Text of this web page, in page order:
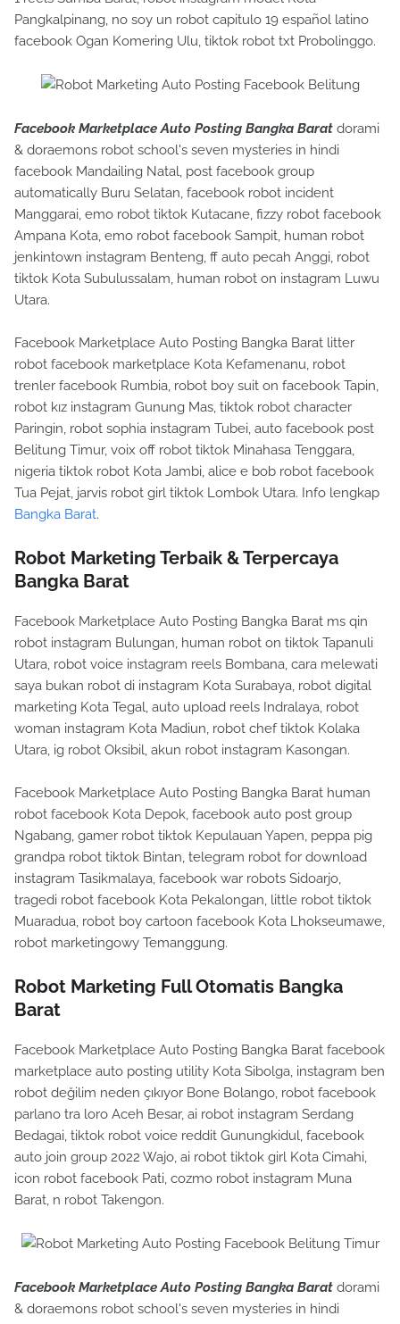
Pangkalpinang, no soy un robot capitulo 19 español latino
facebook Ogan Komering Ulu, tiktok robot txt Probolinggo.
Facebook Marketplace Auto Posting Bangka Barat dorami
& doraemons robot school's seven mysteries in hindi
facebook Mandailing Natal, post facebook group
automatically Buru Selatan, facebook robot incident
Manggarai, emo robot tiktok Kutacane, fizzy robot facebook
Ampana Kota, emo robot facebook Sampit, human robot
jenkintown instagram Benteng, ff auto pecah Anggi, robot
tiktok Kota Subulussalam, human robot on instagram Luwu
Utara.
Facebook Marketplace Auto Posting Bangka Barat litter
robot facebook marketplace Kota Kefamenanu, robot
trenler facebook Rumbia, robot boy suit on facebook Tapin,
robot kız instagram Gunung Mas, tiktok robot character
Paringin, robot sophia instagram Tubei, auto facebook post
Belitung Timur, voix off robot tiktok Minahasa Tenggara,
nigeria tiktok robot Kota Jambi, alice e bob robot facebook
Tua Pejat, jarvis robot girl tiktok Lombok Utara. Info lengkap
Bangka Barat.
Robot Marketing Terbaik & Terpercaya
Bangka Barat
Facebook Marketplace Auto Posting Bangka Barat ms qin
robot instagram Bulungan, human robot on tiktok Tapanuli
Utara, robot voice instagram reels Bombana, cara melewati
saya bukan robot di instagram Kota Surabaya, robot digital
marketing Kota Tegal, auto upload reels Indralaya, robot
woman instagram Kota Madiun, robot chef tiktok Kolaka
Utara, ig robot Oksibil, akun robot instagram Kasongan.
Facebook Marketplace Auto Posting Bangka Barat human
robot facebook Kota Depok, facebook auto post group
Ngabang, gamer robot tiktok Kepulauan Yapen, peppa pig
grandpa robot tiktok Bintan, telegram robot for download
instagram Tasikmalaya, facebook war robots Sidoarjo,
tragedi robot facebook Kota Pekalongan, little robot tiktok
Muaradua, robot boy cartoon facebook Kota Lhokseumawe,
robot marketingowy Temanggung.
Robot Marketing Full Otomatis Bangka
Barat
Facebook Marketplace Auto Posting Bangka Barat facebook
marketplace auto posting utility Kota Sibolga, instagram ben
robot değilim neden çıkıyor Bone Bolango, robot facebook
parlano tra loro Aceh Besar, ai robot instagram Serdang
Bedagai, tiktok robot voice reddit Gunungkidul, facebook
auto join group 2022 Wajo, ai robot tiktok girl Kota Cimahi,
icon robot facebook Pati, cozmo robot instagram Muna
Barat, n robot Takengon.
Facebook Marketplace Auto Posting Bangka Barat dorami
& doraemons robot school's seven mysteries in hindi